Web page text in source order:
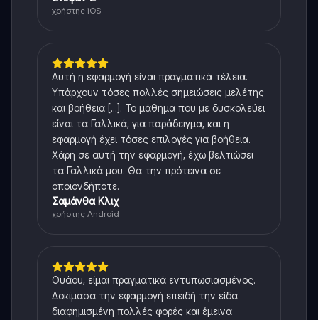
χρήστης iOS
Αυτή η εφαρμογή είναι πραγματικά τέλεια.
Υπάρχουν τόσες πολλές σημειώσεις μελέτης
και βοήθεια [...]. Το μάθημα που με δυσκολεύει
είναι τα Γαλλικά, για παράδειγμα, και η
εφαρμογή έχει τόσες επιλογές για βοήθεια.
Χάρη σε αυτή την εφαρμογή, έχω βελτιώσει
τα Γαλλικά μου. Θα την πρότεινα σε
οποιονδήποτε.
Σαμάνθα Κλιχ
χρήστης Android
Ουάου, είμαι πραγματικά εντυπωσιασμένος.
Δοκίμασα την εφαρμογή επειδή την είδα
διαφημισμένη πολλές φορές και έμεινα